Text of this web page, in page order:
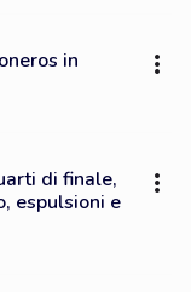
in
di finale,
espulsioni e